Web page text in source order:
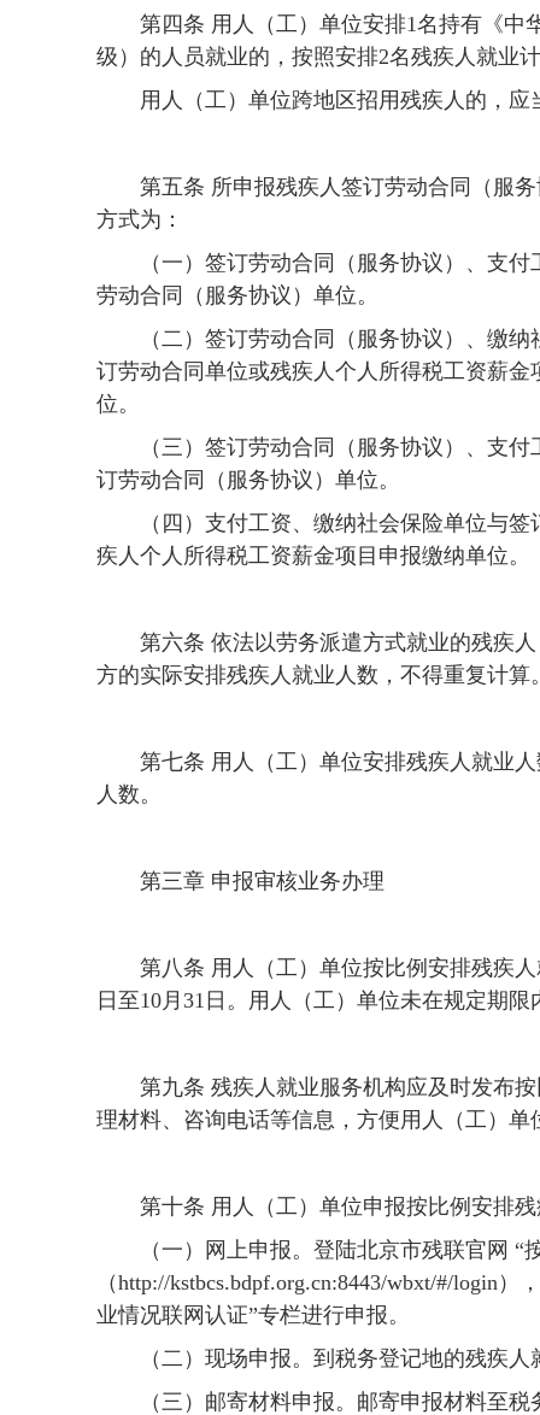
第四条 用人（工）单位安排1名持有《中
级）的人员就业的，按照安排2名残疾人就业
用人（工）单位跨地区招用残疾人的，
第五条 所申报残疾人签订劳动合同（服
方式为：
（一）签订劳动合同（服务协议）、支
劳动合同（服务协议）单位。
（二）签订劳动合同（服务协议）、缴
订劳动合同单位或残疾人个人所得税工资薪
位。
（三）签订劳动合同（服务协议）、支
订劳动合同（服务协议）单位。
（四）支付工资、缴纳社会保险单位与
疾人个人所得税工资薪金项目申报缴纳单位。
第六条 依法以劳务派遣方式就业的残疾
方的实际安排残疾人就业人数，不得重复计算
第七条 用人（工）单位安排残疾人就业
人数。
第三章 申报审核业务办理
第八条 用人（工）单位按比例安排残疾
日至10月31日。用人（工）单位未在规定期
第九条 残疾人就业服务机构应及时发布
理材料、咨询电话等信息，方便用人（工）单
第十条 用人（工）单位申报按比例安排
（一）网上申报。登陆北京市残联官网
（http://kstbcs.bdpf.org.cn:8443/wbxt/#/login
业情况联网认证”专栏进行申报。
（二）现场申报。到税务登记地的残疾
（三）邮寄材料申报。邮寄申报材料至